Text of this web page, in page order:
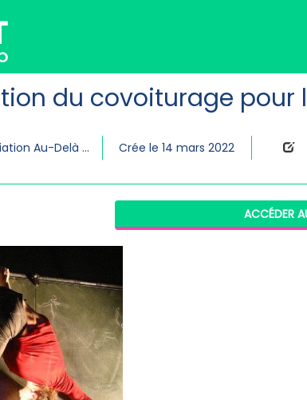
du covoiturage pour
Organisé par Association Au-Delà du Temps - Le Pied aux Planches Crée le 14 mars 2022
ACCÉDER